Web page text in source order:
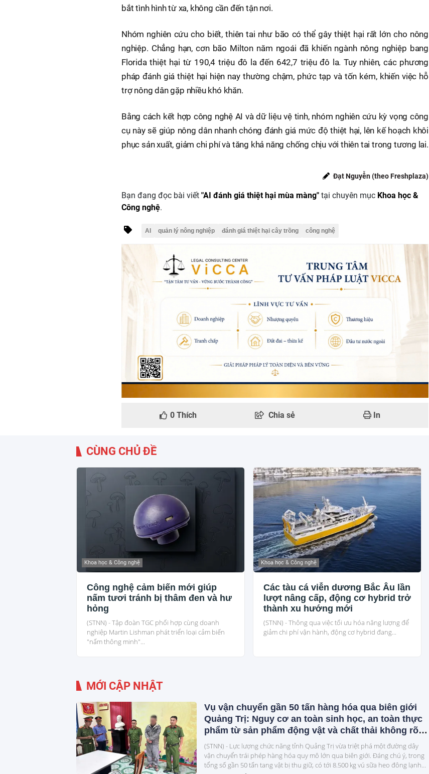
bắt tình hình từ xa, không cần đến tận nơi.
Nhóm nghiên cứu cho biết, thiên tai như bão có thể gây thiệt hại rất lớn cho nông
nghiệp. Chẳng hạn, cơn bão Milton năm ngoái đã khiến ngành nông nghiệp bang
Florida thiệt hại từ 190,4 triệu đô la đến 642,7 triệu đô la. Tuy nhiên, các phương
pháp đánh giá thiệt hại hiện nay thường chậm, phức tạp và tốn kém, khiến việc hỗ
trợ nông dân gặp nhiều khó khăn.
Bằng cách kết hợp công nghệ AI và dữ liệu vệ tinh, nhóm nghiên cứu kỳ vọng công
cụ này sẽ giúp nông dân nhanh chóng đánh giá mức độ thiệt hại, lên kế hoạch khôi
phục sản xuất, giảm chi phí và tăng khả năng chống chịu với thiên tai trong tương lai.
Đạt Nguyễn (theo Freshplaza)
Bạn đang đọc bài viết "AI đánh giá thiệt hại mùa màng" tại chuyên mục Khoa học &
Công nghệ.
AI quản lý nông nghiệp đánh giá thiệt hại cây trồng công nghệ
0Thích Chia sẻ In
CÙNG CHỦ ĐỀ
Khoa học & Công nghệ
Công nghệ cảm biến mới giúp
nấm tươi tránh bị thâm đen và hư
hỏng
(STNN) - Tập đoàn TGC phối hợp cùng doanh
nghiệp Martin Lishman phát triển loại cảm biến
"nấm thông minh"...
Khoa học & Công nghệ
Các tàu cá viễn dương Bắc Âu lần
lượt nâng cấp, động cơ hybrid trở
thành xu hướng mới
(STNN) - Thông qua việc tối ưu hóa năng lượng để
giảm chi phí vận hành, động cơ hybrid đang...
MỚI CẬP NHẬT
Vụ vận chuyển gần 50 tấn hàng hóa qua biên giới
Quảng Trị: Nguy cơ an toàn sinh học, an toàn thực
phẩm từ sản phẩm động vật và chất thải không rõ
nguồn gốc
(STNN) - Lực lượng chức năng tỉnh Quảng Trị vừa triệt phá một đường dây
vận chuyển trái phép hàng hóa quy mô lớn qua biên giới. Đáng chú ý, trong
tổng số gần 50 tấn tang vật bị thu giữ, có tới 8.500 kg vú sữa heo đông lạnh